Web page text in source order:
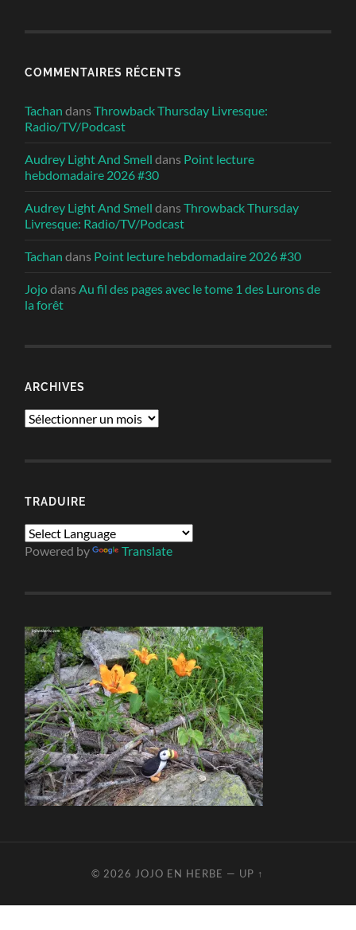
COMMENTAIRES RÉCENTS
Tachan dansThrowback Thursday Livresque:
Radio/TV/Podcast
Audrey Light And Smell dans Point lecture
hebdomadaire 2026 #30
Audrey Light And Smell dansThrowback Thursday
Livresque: Radio/TV/Podcast
Tachan dans Point lecture hebdomadaire 2026 #30
JojodansAu fil des pages avec le tome 1 des Lurons de
la forêt
ARCHIVES
Archives
TRADUIRE
Powered by Translate
© 2026JOJO EN HERBE — UP ↑